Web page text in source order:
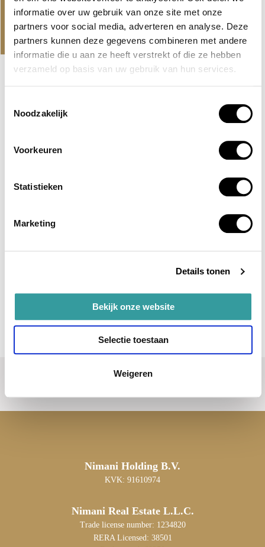
informatie over uw gebruik van onze site met onze
partners voor social media, adverteren en analyse. Deze
partners kunnen deze gegevens combineren met andere
informatie die u aan ze heeft verstrekt of die ze hebben
verzameld op basis van uw gebruik van hun services.
Noodzakelijk
Voorkeuren
Statistieken
Marketing
Details tonen
Bekijk onze website
Selectie toestaan
Weigeren
PROJECTEN
ONS AANBOD EN NIEUWSTE
PROJECTEN
BASHAYER RESIDENCES
Dhabi met appartementen met zeezicht op het...
AED 2,500,000 Lees verder
Nimani Holding B.V.
KVK: 91610974
Nimani Real Estate L.L.C.
Trade license number: 1234820
RERA Licensed: 38501